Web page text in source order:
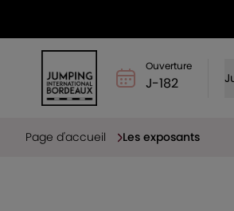
Ouverture
J-182
Page d'accueil Les exposants